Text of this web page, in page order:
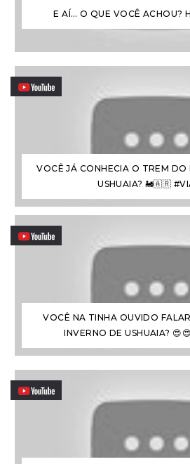
E AÍ… O QUE VOCÊ ACHOU?
VOCÊ JÁ CONHECIA O TREM DO
USHUAIA? 🚂🇦🇷
VOCÊ NA TINHA OUVIDO
INVERNO DE USHUAIA?